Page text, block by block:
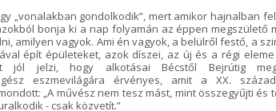
„vonalakban gondolkodik”, mert amikor hajnalban
bonja ki a nap folyamán az éppen megszülető
amilyen vagyok. Ami én vagyok, a belülről festő, a
épít épületeket, azok díszei, az új és a régi
jól jelzi, hogy alkotásai Bécstől Bejrútig
eszmevilágára érvényes, amit a XX.
„A művész nem tesz mást, mint összegyűjti és
- csak közvetít.”